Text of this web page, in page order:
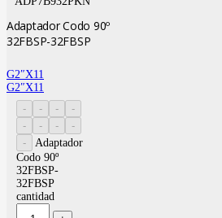
Adaptador Codo 90º
32FBSP-32FBSP
G2″X11
G2″X11
Adaptador
Codo 90º
32FBSP-
32FBSP
cantidad